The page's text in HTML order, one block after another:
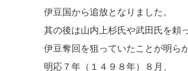
伊豆国から追放となりました。
其の後は山内上杉氏や武田氏を頼
伊豆奪回を狙っていたことが明ら
明応７年（１４９８年）８月、